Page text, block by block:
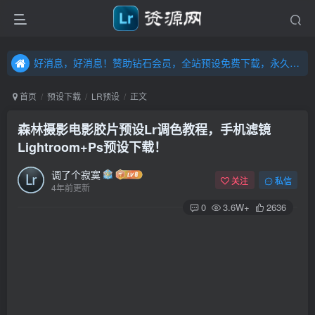
好消息，好消息！赞助钻石会员，全站预设免费下载，永久钻石会员，”送“万元超值资源，内容丰富，容量高达20T，不断更新！点击进入……
好消息，好消息！赞助钻石会员，全站预设免费下载，永久钻石会员，”送“万元超值资源，内容丰富，容量高达20T，不断更新！点击进入……
首页 预设下载 LR预设 正文
森林摄影电影胶片预设Lr调色教程，手机滤镜
Lightroom+Ps预设下载！
调了个寂寞
4年前更新
关注 私信
0 3.6W+ 2636